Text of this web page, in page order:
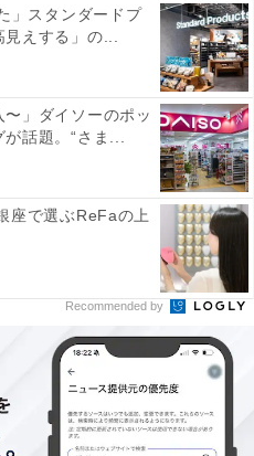
「クーポン祭」を開催。人
泊予約で使えるお得な割引
ツアー、レンタカーなど、
能。複数のクーポンを組み
ップできる場合もありま
お得に旅行を楽しみましょ
」スタンダードプ
えする」の...
〜」ダイソーのポッ
話題。“さま...
座で選ぶReFaの上
Recommended by